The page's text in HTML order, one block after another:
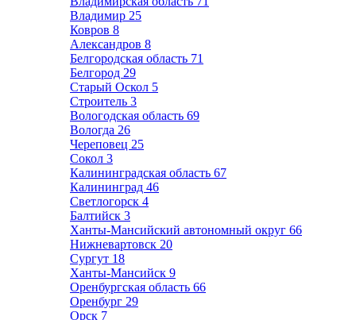
Владимир 25
Ковров 8
Александров 8
Белгородская область 71
Белгород 29
Старый Оскол 5
Строитель 3
Вологодская область 69
Вологда 26
Череповец 25
Сокол 3
Калининградская область 67
Калининград 46
Светлогорск 4
Балтийск 3
Ханты-Мансийский автономный округ 66
Нижневартовск 20
Сургут 18
Ханты-Мансийск 9
Оренбургская область 66
Оренбург 29
Орск 7